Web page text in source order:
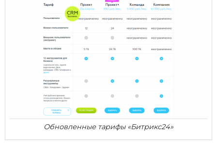
Обновленные тарифы «Битрикс24»